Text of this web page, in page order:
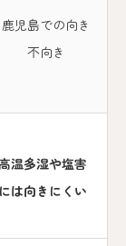
鹿児島での向き
不向き
温多湿や塩害
には向きにくい